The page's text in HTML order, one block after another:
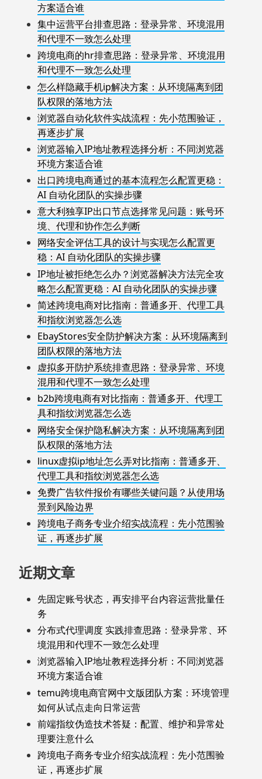
方案适合谁
集中运营平台排查思路：登录异常、环境混用
和代理不一致怎么处理
跨境电商的hr排查思路：登录异常、环境混用
和代理不一致怎么处理
怎么样隐藏手机ip解决方案：从环境隔离到团
队权限的落地方法
浏览器自动化软件实战流程：先小范围验证，
再逐步扩展
浏览器输入IP地址教程选择分析：不同浏览器
环境方案适合谁
出口跨境电商通过的基本流程怎么配置更稳：
AI 自动化团队的实操步骤
意大利独享IP出口节点选择常见问题：账号环
境、代理和协作怎么判断
网络安全评估工具的设计与实现怎么配置更
稳：AI 自动化团队的实操步骤
IP地址被拒绝怎么办？浏览器解决方法完全攻
略怎么配置更稳：AI 自动化团队的实操步骤
简述跨境电商对比指南：普通多开、代理工具
和指纹浏览器怎么选
EbayStores安全防护解决方案：从环境隔离到
团队权限的落地方法
虚拟多开防护系统排查思路：登录异常、环境
混用和代理不一致怎么处理
b2b跨境电商有对比指南：普通多开、代理工
具和指纹浏览器怎么选
网络安全保护隐私解决方案：从环境隔离到团
队权限的落地方法
linux虚拟ip地址怎么弄对比指南：普通多开、
代理工具和指纹浏览器怎么选
免费广告软件报价有哪些关键问题？从使用场
景到风险边界
跨境电子商务专业介绍实战流程：先小范围验
证，再逐步扩展
近期文章
先固定账号状态，再安排平台内容运营批量任
务
分布式代理调度 实践排查思路：登录异常、环
境混用和代理不一致怎么处理
浏览器输入IP地址教程选择分析：不同浏览器
环境方案适合谁
temu跨境电商官网中文版团队方案：环境管理
如何从试点走向日常运营
前端指纹伪造技术答疑：配置、维护和异常处
理要注意什么
跨境电子商务专业介绍实战流程：先小范围验
证，再逐步扩展